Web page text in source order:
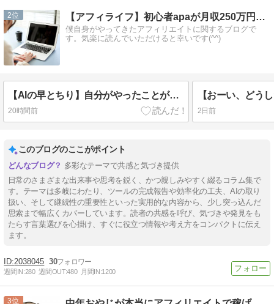
2 【アフィライフ】初心者apaが月収250万円稼いだ方法
僕自身がやってきたアフィリエイトに関するブログで
す。気楽に読んでいただけると幸いです(^^)
【AIの早とちり】自分がやったことがないことをAIに依頼する危険性。当たり前なことも間違ったまま進むかも
20時間前 2日前
このブログのここがポイント
多彩なテーマで共感と気づき提供
日常のさまざまな出来事や思考を鋭く、かつ親しみやすく綴るコラム集で
す。テーマは多岐にわたり、ツールの完成報告や効率化の工夫、AIの取り
扱い、そして継続性の重要性といった実用的な内容から、少し突っ込んだ
思索まで幅広くカバーしています。読者の共感を呼び、気づきや発見をも
たらす言葉選びを心掛け、すぐに役立つ情報や考え方をコンパクトに伝え
ます。
2038045 30
週間IN:280 週間OUT:480 月間IN:1200
3